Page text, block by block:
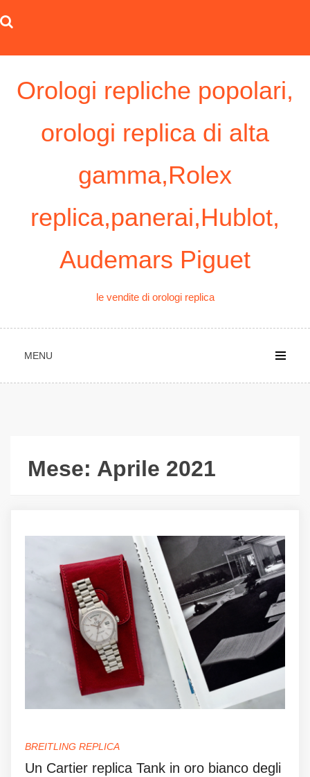
to
Orologi repliche popolari,
orologi replica di alta
gamma,Rolex
replica,panerai,Hublot,
Audemars Piguet
le vendite di orologi replica
MENU
Mese: Aprile 2021
BREITLING REPLICA
Un Cartier replica Tank in oro bianco degli